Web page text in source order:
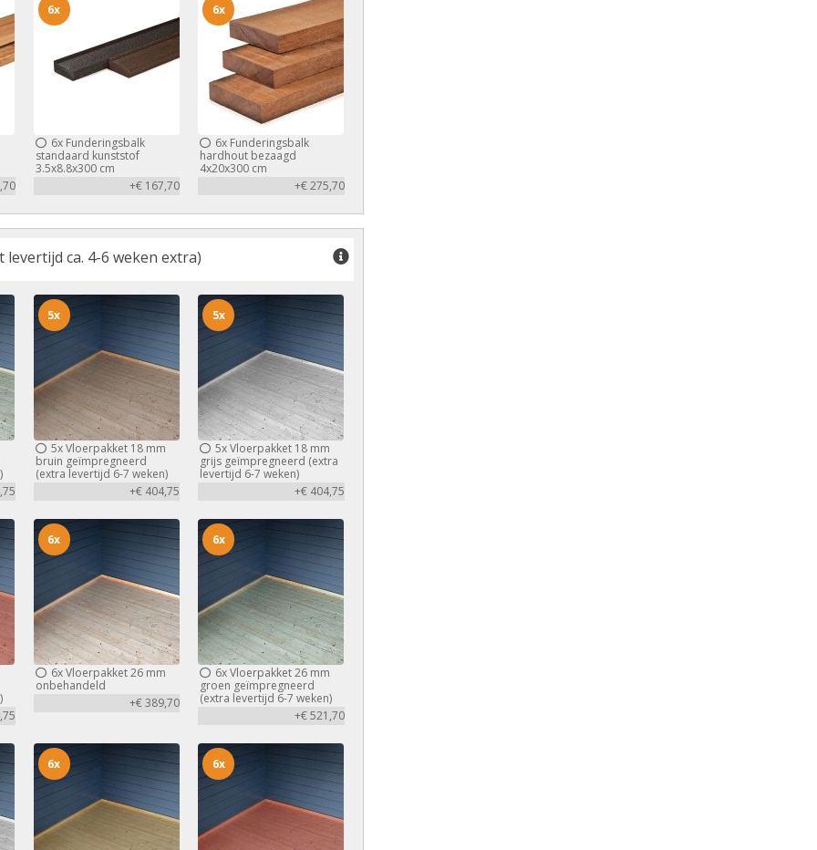
6xFunderingsbalk
standaard kunststof
3.5x8.8x300 cm
+€ 167,70
6x
6x Funderingsbalk
hardhout bezaagd
4x20x300 cm
+€ 275,70
6x
ca. 4-6 weken extra)
5xVloerpakket 18 mm
bruin geïmpregneerd
(extra levertijd 6-7 weken)
+€ 404,75
5x
5xVloerpakket 18 mm
grijs geïmpregneerd (extra
levertijd 6-7 weken)
+€ 404,75
5x
6xVloerpakket 26 mm
onbehandeld
+€ 389,70
6x
6xVloerpakket 26 mm
groen geïmpregneerd
(extra levertijd 6-7 weken)
+€ 521,70
6x
6x 6x